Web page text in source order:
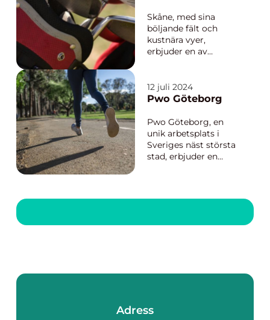
Skåne, med sina
böljande fält och
kustnära vyer,
erbjuder en av
golfentusiaster som
letar efter en unik
kombinerar golfresor i
Skåne både spelglädje
och...
12 juli 2024
Pwo Göteborg
Pwo Göteborg, en
unik arbetsplats i
Sveriges näst största
stad, erbjuder en
utforskar vad Pwo
erbjuda, från dess
Adress